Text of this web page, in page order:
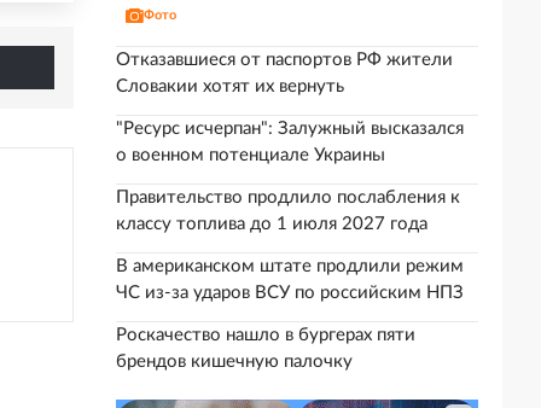
Фото
Отказавшиеся от паспортов РФ жители
Словакии хотят их вернуть
"Ресурс исчерпан": Залужный высказался
о военном потенциале Украины
Правительство продлило послабления к
классу топлива до 1 июля 2027 года
В американском штате продлили режим
ЧС из-за ударов ВСУ по российским НПЗ
Роскачество нашло в бургерах пяти
брендов кишечную палочку